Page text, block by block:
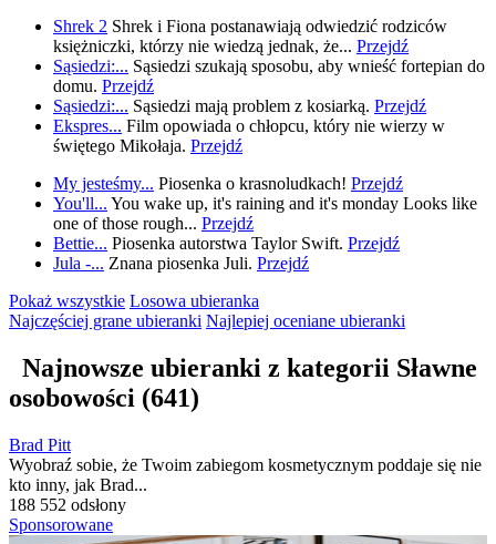
Shrek 2 Shrek i Fiona postanawiają odwiedzić rodziców
księżniczki, którzy nie wiedzą jednak, że... Przejdź
Sąsiedzi:... Sąsiedzi szukają sposobu, aby wnieść fortepian do
domu. Przejdź
Sąsiedzi:... Sąsiedzi mają problem z kosiarką. Przejdź
Ekspres... Film opowiada o chłopcu, który nie wierzy w
świętego Mikołaja. Przejdź
My jesteśmy... Piosenka o krasnoludkach! Przejdź
You'll... You wake up, it's raining and it's monday Looks like
one of those rough... Przejdź
Bettie... Piosenka autorstwa Taylor Swift. Przejdź
Jula -... Znana piosenka Juli. Przejdź
Pokaż wszystkie Losowa ubieranka
Najczęściej grane ubieranki Najlepiej oceniane ubieranki
Najnowsze ubieranki z kategorii Sławne
osobowości (641)
Brad Pitt
Wyobraź sobie, że Twoim zabiegom kosmetycznym poddaje się nie
kto inny, jak Brad...
188 552 odsłony
Sponsorowane